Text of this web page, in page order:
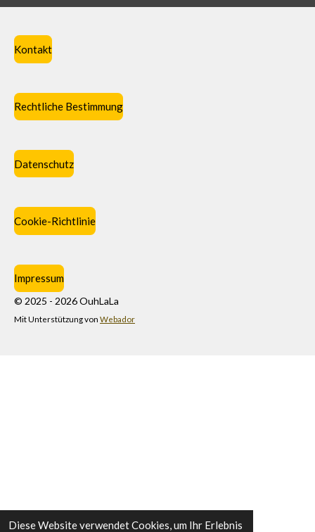
Diese Website verwendet Cookies, um Ihr Erlebnis
Kontakt
Rechtliche Bestimmung
Datenschutz
Cookie-Richtlinie
Impressum
© 2025 - 2026 OuhLaLa
Mit Unterstützung von Webador